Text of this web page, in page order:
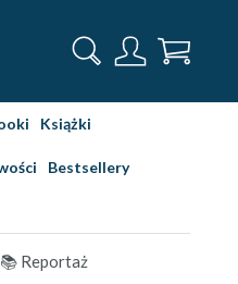
Książki
Bestsellery
📚 Reportaż